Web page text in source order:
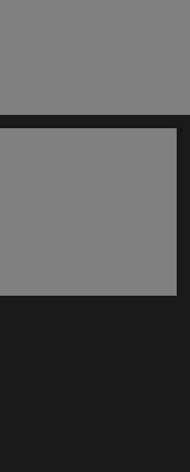
en nueva ventana)
en nueva ventana)